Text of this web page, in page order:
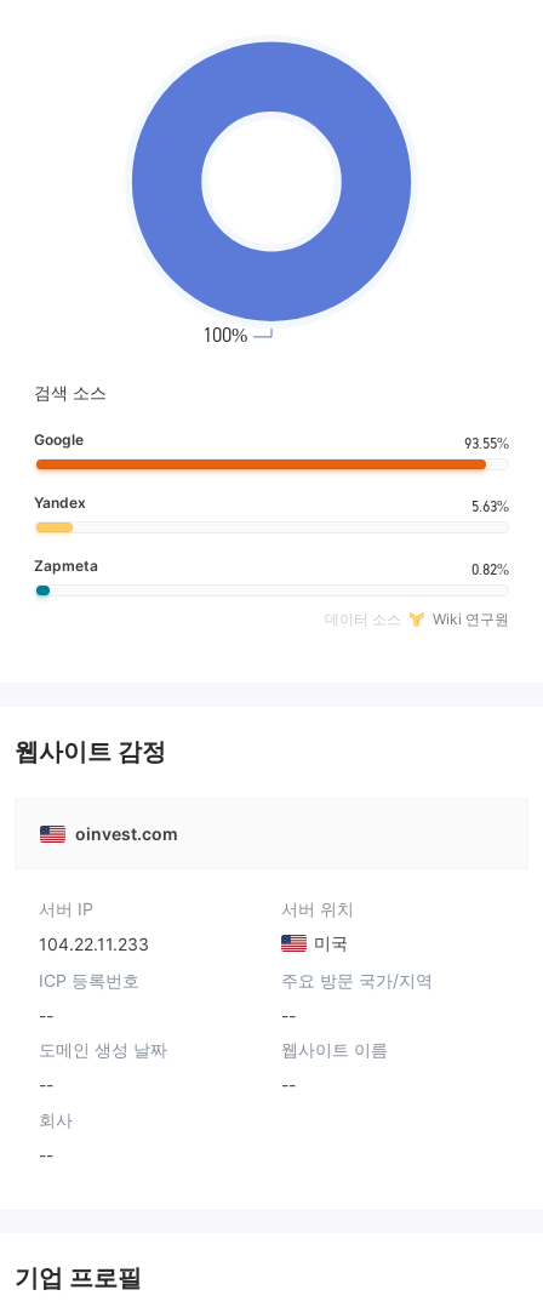
검색 소스
Google 93.55%
Yandex 5.63%
Zapmeta 0.82%
데이터 소스 Wiki 연구원
웹사이트 감정
oinvest.com
서버 IP
104.22.11.233
서버 위치
미국
ICP 등록번호
--
주요 방문 국가/지역
--
도메인 생성 날짜
--
웹사이트 이름
--
회사
--
기업 프로필